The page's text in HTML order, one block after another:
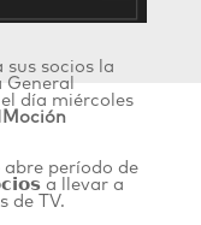
socios la
día miércoles
Moción
abre período de
a llevar a
de TV.